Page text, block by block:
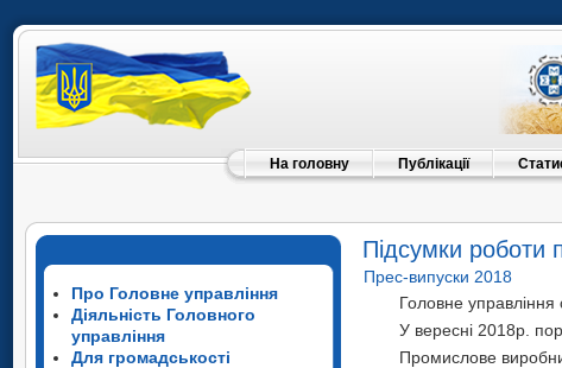
На головну Публікації
Про Головне управління
Діяльність Головного
управління
Для громадськості
Підсумки роботи
Прес-випуски 2018
Головне управління
У вересні 2018р.
Промислове